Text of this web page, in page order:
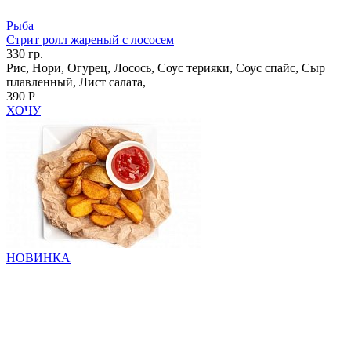
Рыба
Стрит ролл жареный с лососем
330 гр.
Рис, Нори, Огурец, Лосось, Соус терияки, Соус спайс, Сыр
плавленный, Лист салата,
390 Р
ХОЧУ
НОВИНКА